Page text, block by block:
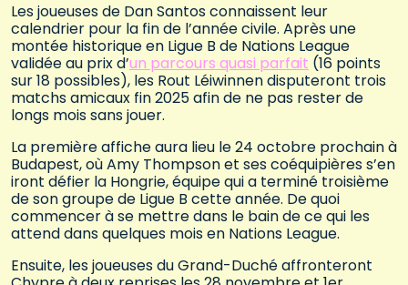
Les joueuses de Dan Santos connaissent leur
calendrier pour la fin de l’année civile. Après une
montée historique en Ligue B de Nations League
validée au prix d’un parcours quasi parfait (16 points
sur 18 possibles), les Rout Léiwinnen disputeront trois
matchs amicaux fin 2025 afin de ne pas rester de
longs mois sans jouer.
La première affiche aura lieu le 24 octobre prochain à
Budapest, où Amy Thompson et ses coéquipières s’en
iront défier la Hongrie, équipe qui a terminé troisième
de son groupe de Ligue B cette année. De quoi
commencer à se mettre dans le bain de ce qui les
attend dans quelques mois en Nations League.
Ensuite, les joueuses du Grand-Duché affronteront